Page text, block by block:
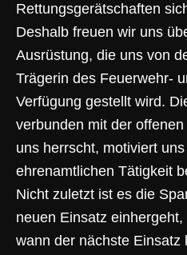
Rettungsgerätschaften
Deshalb freuen wir uns
Ausrüstung, die uns von
Trägerin des Feuerwehr-
Verfügung gestellt wird.
verbunden mit der
uns herrscht, motiviert
ehrenamtlichen Tätigkeit
Nicht zuletzt ist es die
neuen Einsatz
wann der nächste Einsatz